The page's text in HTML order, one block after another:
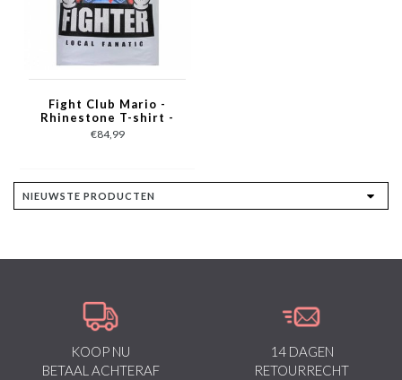
Fight Club Mario -
Rhinestone T-shirt -
Wit
€84,99
KOOP NU
BETAAL ACHTERAF
14 DAGEN
RETOURRECHT